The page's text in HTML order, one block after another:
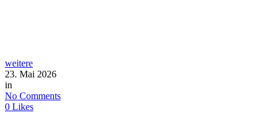
weitere
23. Mai 2026
in
No Comments
0 Likes